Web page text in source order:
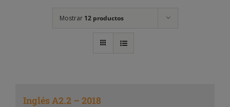
Mostrar 12 productos
Inglés A2.2 – 2018